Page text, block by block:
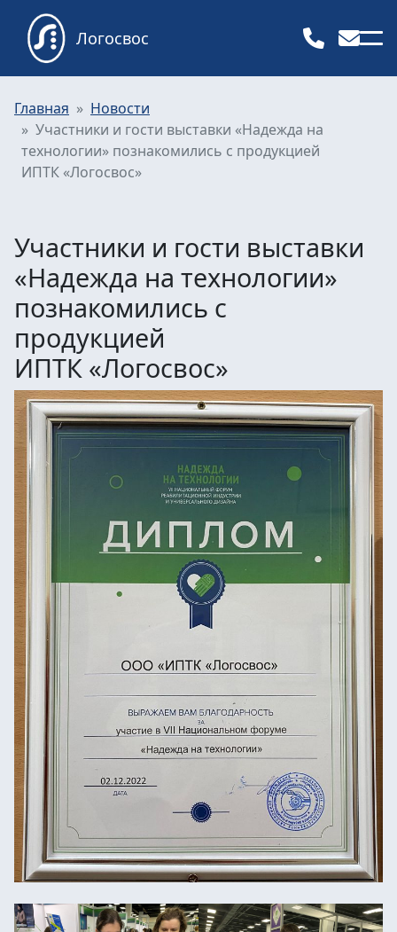
Логосвос
Главная
Новости
Участники и гости выставки «Надежда на
технологии» познакомились с продукцией
ИПТК «Логосвос»
Участники и гости выставки
«Надежда на технологии»
познакомились с
продукцией
ИПТК «Логосвос»